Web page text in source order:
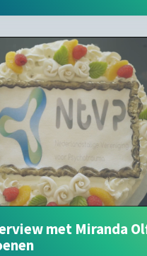
met Miranda